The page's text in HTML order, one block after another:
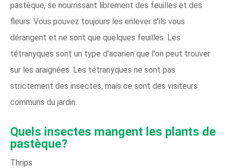
pastèque, se nourrissant librement des feuilles et des
fleurs. Vous pouvez toujours les enlever s'ils vous
dérangent et ne sont que quelques feuilles. Les
tétranyques sont un type d'acarien que l'on peut trouver
sur les araignées. Les tétranyques ne sont pas
strictement des insectes, mais ce sont des visiteurs
communs du jardin.
Quels insectes mangent les plants de
pastèque?
Thrips